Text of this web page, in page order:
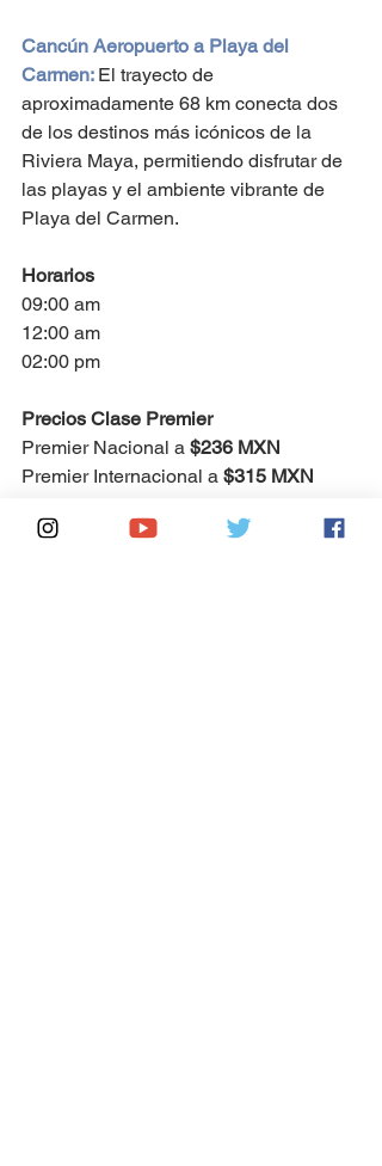
Cancún Aeropuerto a Playa del
Carmen: El trayecto de
aproximadamente 68 km conecta dos
de los destinos más icónicos de la
Riviera Maya, permitiendo disfrutar de
las playas y el ambiente vibrante de
Playa del Carmen.
Horarios
09:00 am
12:00 am
02:00 pm
Precios Clase Premier
Premier Nacional a $236 MXN
Premier Internacional a $315 MXN
Precios Clase Turista